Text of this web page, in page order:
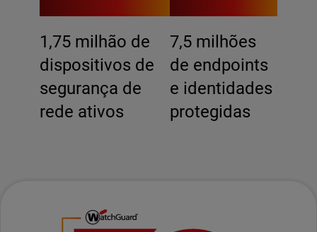
1,75 milhão de
dispositivos de
segurança de
rede ativos
7,5 milhões
de endpoints
e identidades
protegidas